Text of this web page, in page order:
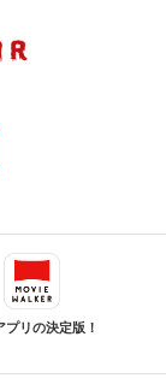
プリの決定版！